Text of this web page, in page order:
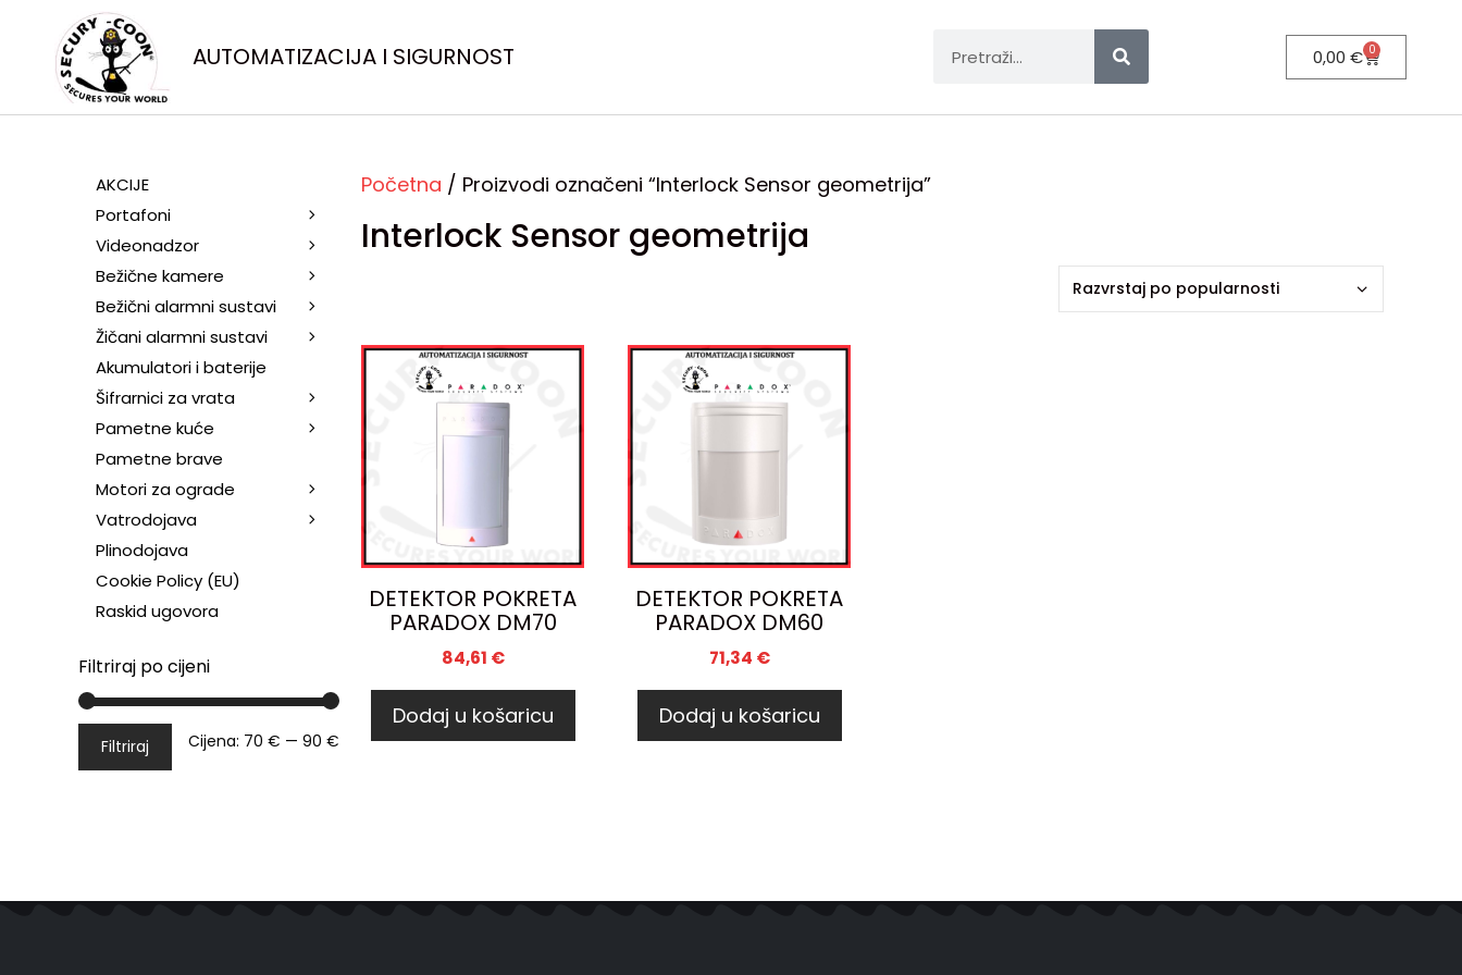
AUTOMATIZACIJA I SIGURNOST 0,00€ 0
Početna / Proizvodi označeni “Interlock Sensor geometrija”
Interlock Sensor geometrija
DETEKTOR POKRETA
PARADOX DM70
84,61 €
Dodaj u košaricu
DETEKTOR POKRETA
PARADOX DM60
71,34 €
Dodaj u košaricu
AKCIJE
Portafoni
Videonadzor
Bežične kamere
Bežični alarmni sustavi
Žičani alarmni sustavi
Akumulatori i baterije
Šifrarnici za vrata
Pametne kuće
Pametne brave
Motori za ograde
Vatrodojava
Plinodojava
Cookie Policy (EU)
Raskid ugovora
Filtriraj po cijeni
Filtriraj Cijena: 70 € — 90 €